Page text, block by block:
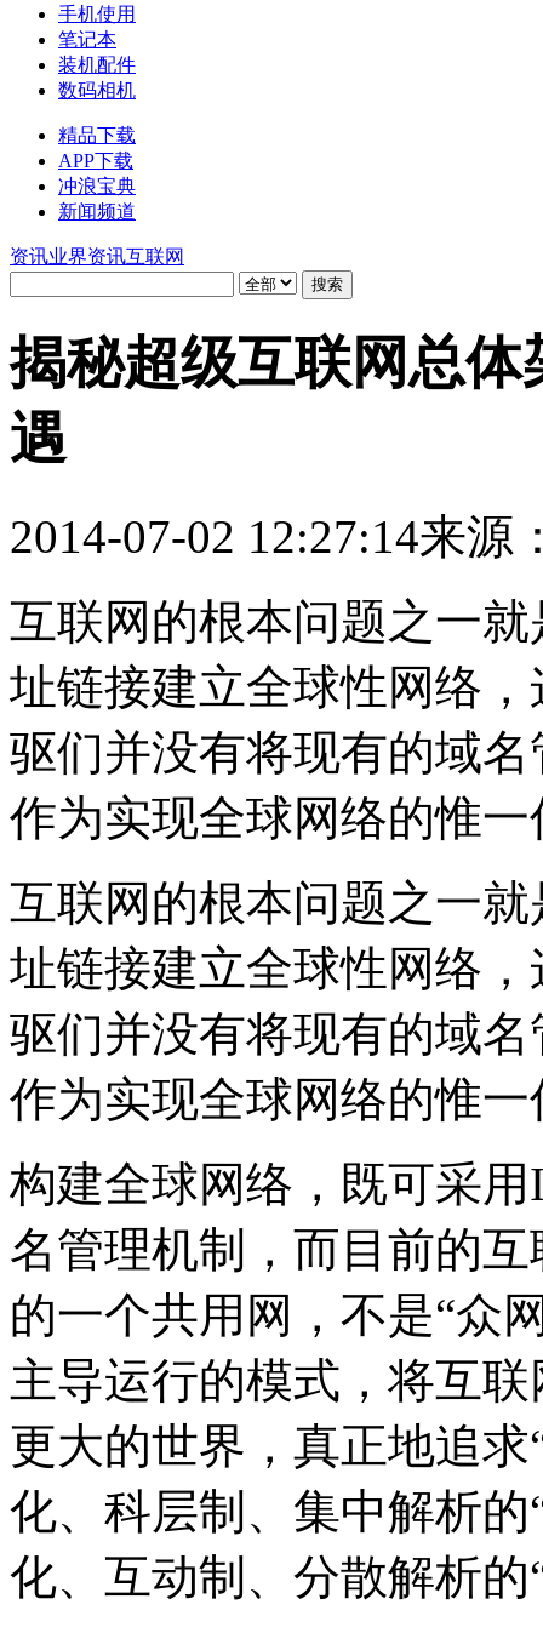
手机使用
笔记本
装机配件
数码相机
精品下载
APP下载
冲浪宝典
新闻频道
资讯业界资讯互联网
揭秘超级互联网总
遇
2014-07-02 12:27:14来源
互联网的根本问题之一
址链接建立全球性网络
驱们并没有将现有的域
作为实现全球网络的惟一
互联网的根本问题之一
址链接建立全球性网络
驱们并没有将现有的域
作为实现全球网络的惟一
构建全球网络，既可采
名管理机制，而目前的
的一个共用网，不是“众
主导运行的模式，将互
更大的世界，真正地追
化、科层制、集中解析
化、互动制、分散解析的